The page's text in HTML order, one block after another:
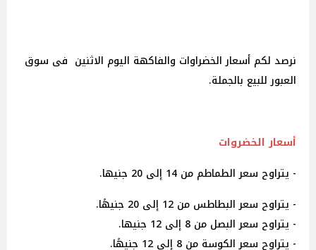
نرصد لكم أسعار الخضراوات والفاكهة اليوم الاثنين فى سوق
العبور للبيع بالجملة.
أسعار الخضروات
- يتراوح سعر الطماطم من 14 إلى 20 جنيها.
- يتراوح سعر البطاطس من 12 إلى 20 جنيهًا.
- يتراوح سعر البصل من 8 إلى 12 جنيها.
- يتراوح سعر الكوسة من 8 إلى 12 جنيهًا.